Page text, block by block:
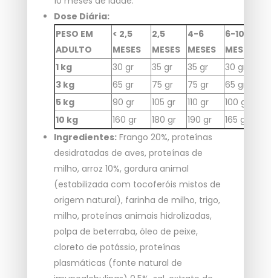
Dose Diária:
PESO EM
ADULTO
< 2,5
MESES
2,5
MESES
4-6
MESES
6-10
MESES
1 kg 30 gr 35 gr 35 gr 30 gr
3 kg
65 gr 75 gr 75 gr 65 gr
5 kg
90 gr 105 gr 110 gr 100 gr
10 kg
160 gr 180 gr 190 gr 165 gr
Ingredientes:Frango 20%, proteínas
desidratadas de aves, proteínas de
milho, arroz 10%, gordura animal
(estabilizada com tocoferóis mistos de
origem natural), farinha de milho, trigo,
milho, proteínas animais hidrolizadas,
polpa de beterraba, óleo de peixe,
cloreto de potássio, proteínas
plasmáticas (fonte natural de